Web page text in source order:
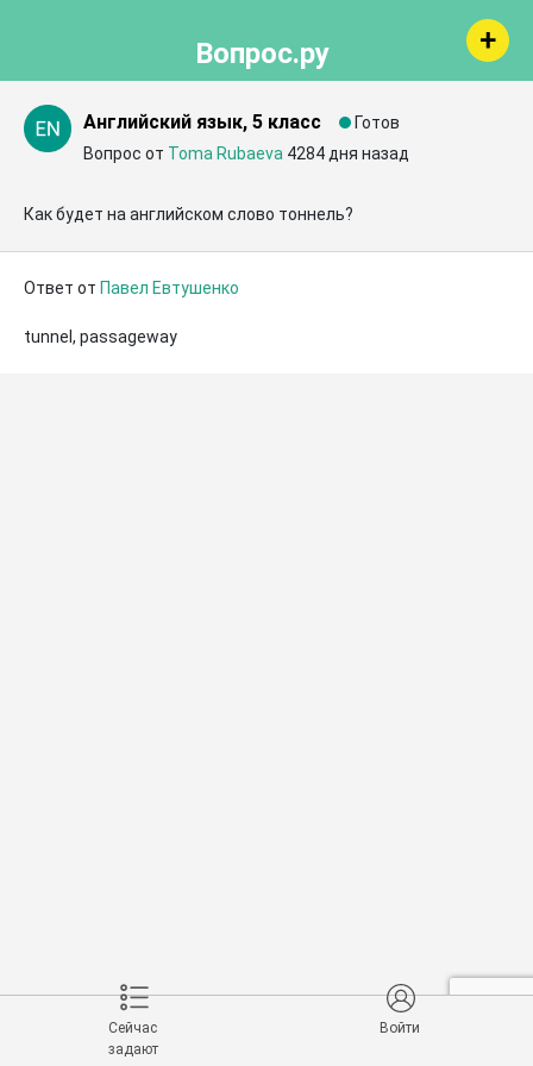
Вопрос.ру
Английский язык, 5 класс
Готов
Вопрос от Toma Rubaeva 4284 дня назад
Как будет на английском слово тоннель?
Ответ от Павел Евтушенко
tunnel, passageway
Сейчас
задают
Войти